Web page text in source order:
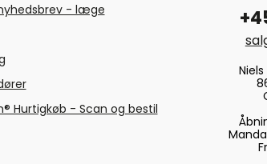
- læge
Hurtigkøb - Scan og bestil